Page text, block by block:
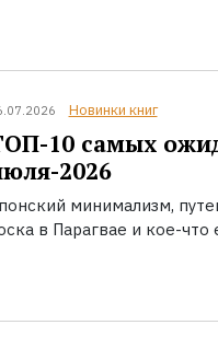
Новинки книг
10 самых
2026
минимализм,
в Парагвае и кое-